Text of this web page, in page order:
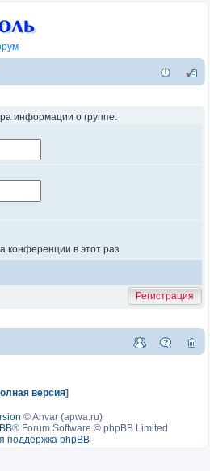
информации о группе.
конференции в этот раз
Регистрация
версия]
©Anvar (apwa.ru)
® Forum Software © phpBB Limited
поддержка phpBB